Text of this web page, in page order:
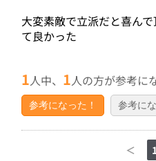
大変素敵で立派だと喜ん
て良かった
1人中、 1人の方が参考に
参考になった！ 参考に
＜